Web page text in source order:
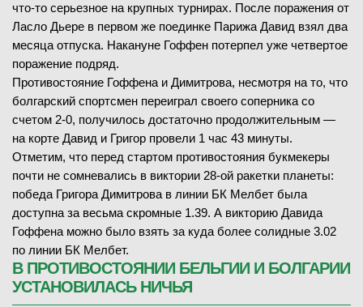
что-то серьезное на крупных турнирах. После поражения от
Ласло Дьере в первом же поединке Парижа Давид взял два
месяца отпуска. Накануне Гоффен потерпел уже четвертое
поражение подряд.
Противостояние Гоффена и Димитрова, несмотря на то, что
болгарский спортсмен переиграл своего соперника со
счетом 2-0, получилось достаточно продолжительным —
на корте Давид и Григор провели 1 час 43 минуты.
Отметим, что перед стартом противостояния букмекеры
почти не сомневались в виктории 28-ой ракетки планеты:
победа Григора Димитрова в линии БК Мелбет была
доступна за весьма скромные 1.39. А викторию Давида
Гоффена можно было взять за куда более солидные 3.02
по линии БК Мелбет.
В ПРОТИВОСТОЯНИИ БЕЛЬГИИ И БОЛГАРИИ
УСТАНОВИЛАСЬ НИЧЬЯ